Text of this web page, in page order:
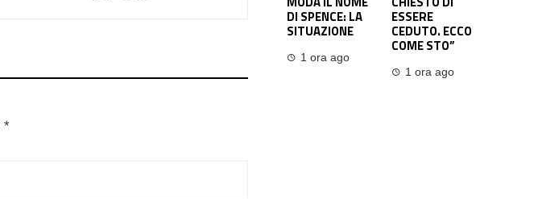
*
DI SPENCE: LA
SITUAZIONE
1 ora ago
ESSERE
CEDUTO. ECCO
COME STO”
1 ora ago